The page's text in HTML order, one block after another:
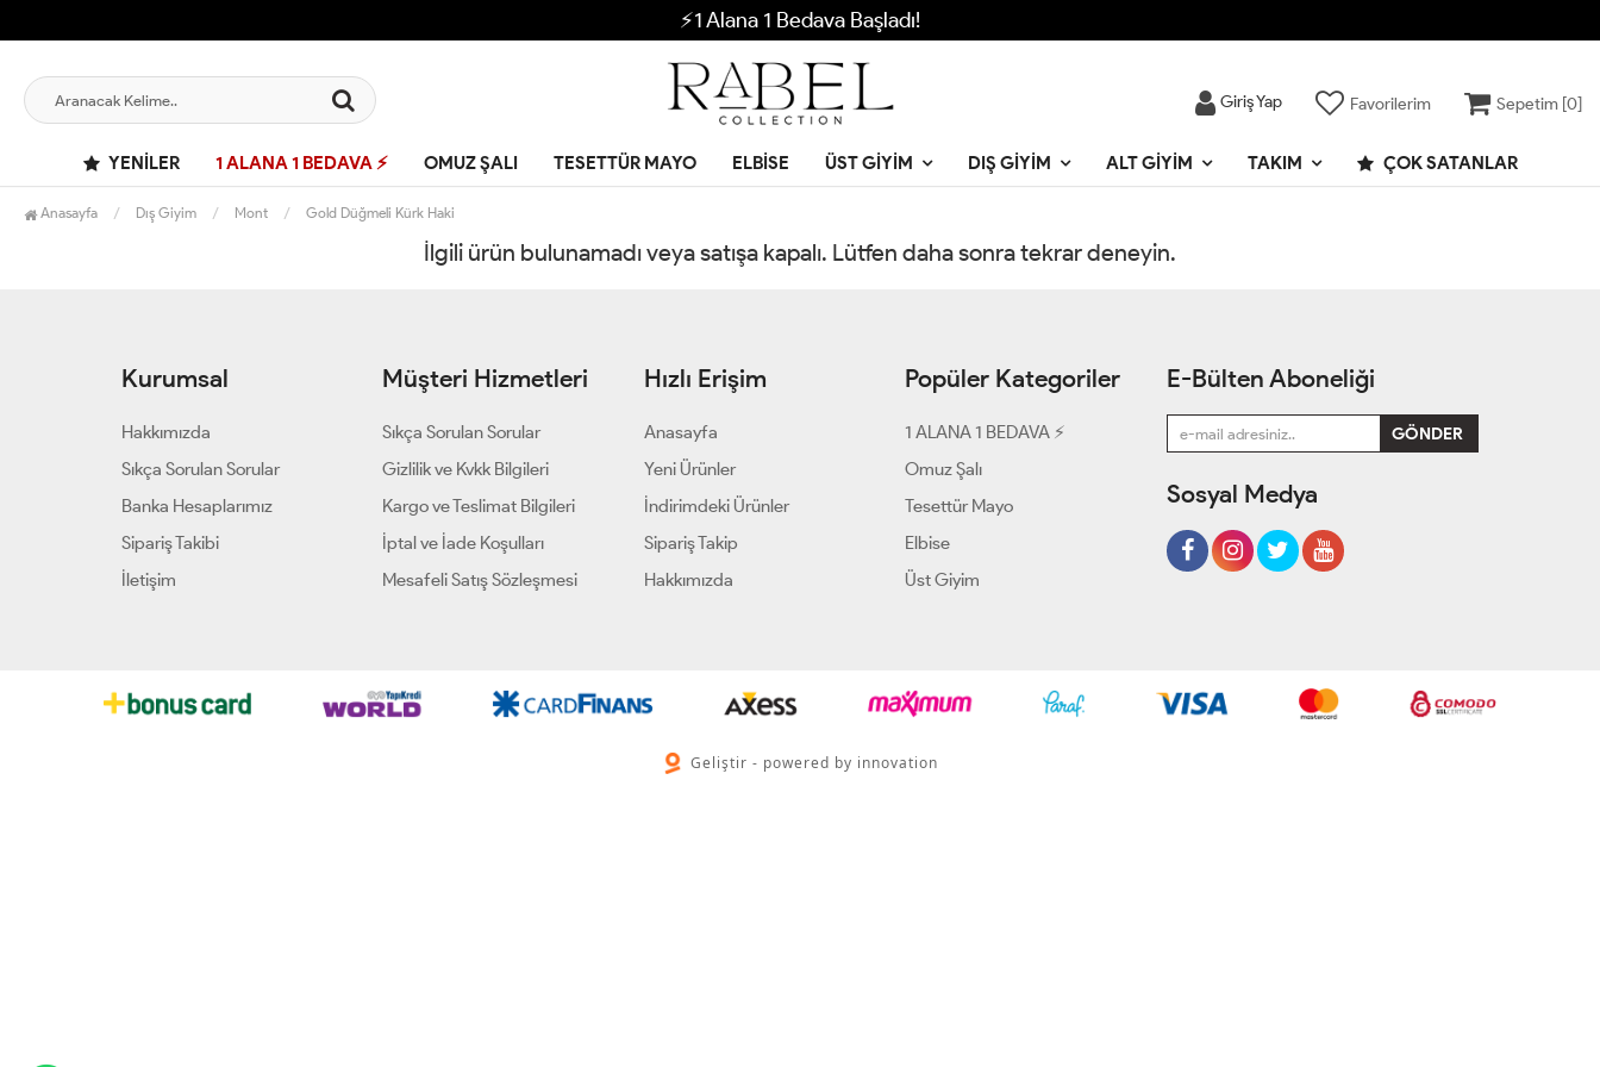
⚡1 Alana 1 Bedava Başladı!
Giriş Yap Favorilerim Sepetim [0]
YENILER 1 ALANA 1 BEDAVA ⚡ OMUZ ŞALI TESETTÜR MAYO ELBISE ÜST GIYIM DIŞ GIYIM ALT GIYIM TAKIM ÇOK SATANLAR
Anasayfa Dış Giyim Mont Gold Düğmeli Kürk Haki
İlgili ürün bulunamadı veya satışa kapalı. Lütfen daha sonra tekrar deneyin.
Kurumsal
Hakkımızda
Sıkça Sorulan Sorular
Banka Hesaplarımız
Sipariş Takibi
İletişim
Müşteri Hizmetleri
Sıkça Sorulan Sorular
Gizlilik ve Kvkk Bilgileri
Kargo ve Teslimat Bilgileri
İptal ve İade Koşulları
Mesafeli Satış Sözleşmesi
Hızlı Erişim
Anasayfa
Yeni Ürünler
İndirimdeki Ürünler
Sipariş Takip
Hakkımızda
Popüler Kategoriler
1 ALANA 1 BEDAVA ⚡
Omuz Şalı
Tesettür Mayo
Elbise
Üst Giyim
E-Bülten Aboneliği
Sosyal Medya
Geliştir - powered by innovation